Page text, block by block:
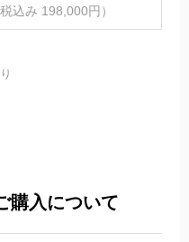
込み 198,000円）
購入について